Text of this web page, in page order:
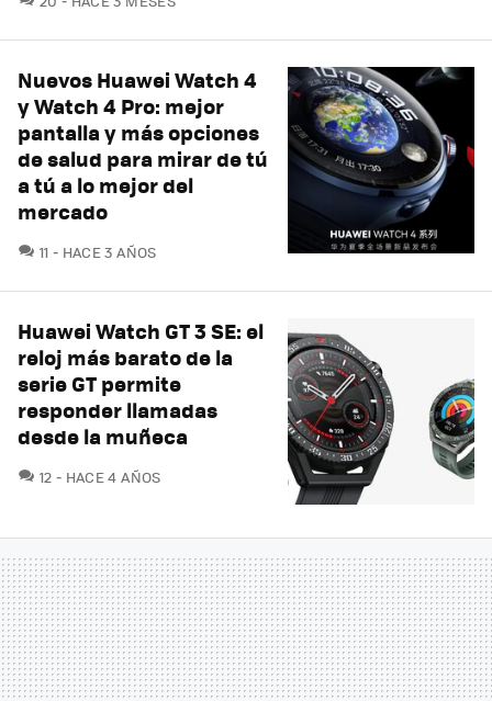
Nuevos Huawei Watch 4
y Watch 4 Pro: mejor
pantalla y más opciones
de salud para mirar de tú
a tú a lo mejor del
mercado
11 COMENTARIOS
HACE 3 AÑOS
Huawei Watch GT 3 SE: el
reloj más barato de la
serie GT permite
responder llamadas
desde la muñeca
12 COMENTARIOS
HACE 4 AÑOS